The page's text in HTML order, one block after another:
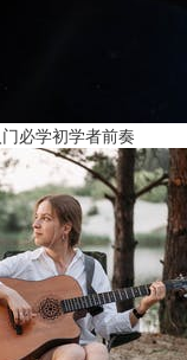
必学初学者前奏